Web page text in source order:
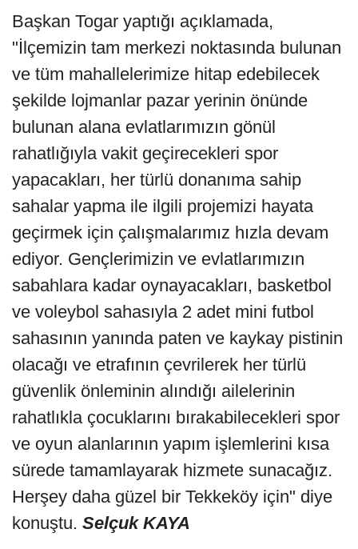
Başkan Togar yaptığı açıklamada,
"İlçemizin tam merkezi noktasında bulunan
ve tüm mahallelerimize hitap edebilecek
şekilde lojmanlar pazar yerinin önünde
bulunan alana evlatlarımızın gönül
rahatlığıyla vakit geçirecekleri spor
yapacakları, her türlü donanıma sahip
sahalar yapma ile ilgili projemizi hayata
geçirmek için çalışmalarımız hızla devam
ediyor. Gençlerimizin ve evlatlarımızın
sabahlara kadar oynayacakları, basketbol
ve voleybol sahasıyla 2 adet mini futbol
sahasının yanında paten ve kaykay pistinin
olacağı ve etrafının çevrilerek her türlü
güvenlik önleminin alındığı ailelerinin
rahatlıkla çocuklarını bırakabilecekleri spor
ve oyun alanlarının yapım işlemlerini kısa
sürede tamamlayarak hizmete sunacağız.
Herşey daha güzel bir Tekkeköy için" diye
konuştu. Selçuk KAYA